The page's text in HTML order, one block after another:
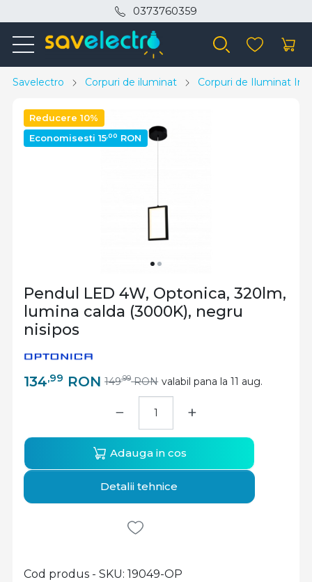
0373760359
Savelectro Corpuri de iluminat Corpuri de Iluminat
Reducere 10%
Economisesti 15,00 RON
Pendul LED 4W, Optonica, 320lm,
lumina calda (3000K), negru
nisipos
134,99 RON 149,99 RON valabil pana la 11 aug.
Cod produs - SKU 19049-OP
− +
Adauga in cos
Detalii tehnice